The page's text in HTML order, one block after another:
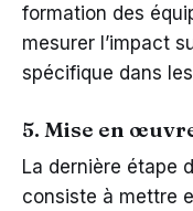
formation des
mesurer l’impact
spécifique dans
5. Mise en
La dernière étape
consiste à mettre